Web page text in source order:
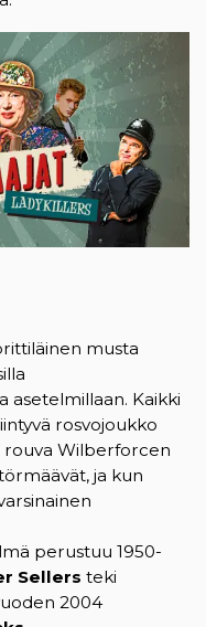
musta
asetelmillaan. Kaikki
rosvojoukko
rouva Wilberforcen
ja kun
perustuu 1950-
Sellers teki
2004